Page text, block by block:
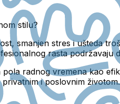
stilu?
smanjen stres i ušteda
rasta podržavaju
radnog vremena kao
i poslovnim